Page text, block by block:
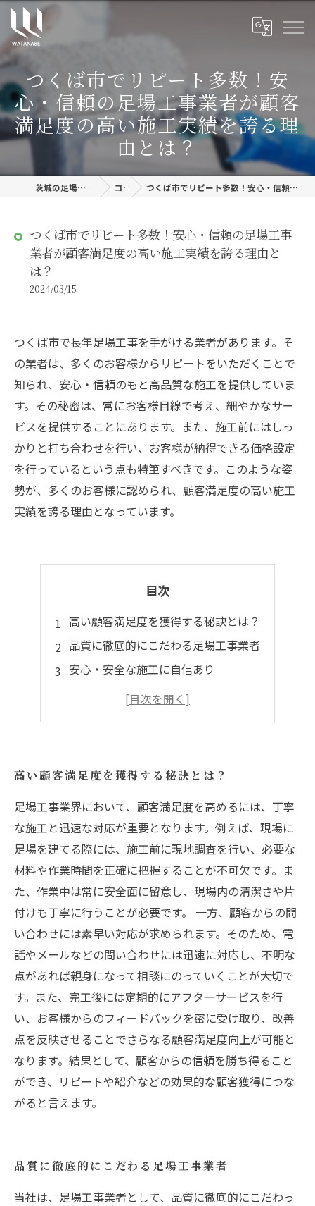
つくば市でリピート多数！安
心・信頼の足場工事業者が顧客
満足度の高い施工実績を誇る理
由とは？
茨城の足場工事なら株式会社渡邊建設 コラム つくば市でリピート多数！安心・信頼の足場工事業者が顧客満足度の高い施工実績を誇る理由とは？
つくば市でリピート多数！安心・信頼の足場工事
業者が顧客満足度の高い施工実績を誇る理由と
は？
2024/03/15
つくば市で長年足場工事を手がける業者があります。そ
の業者は、多くのお客様からリピートをいただくことで
知られ、安心・信頼のもと高品質な施工を提供していま
す。その秘密は、常にお客様目線で考え、細やかなサー
ビスを提供することにあります。また、施工前にはしっ
かりと打ち合わせを行い、お客様が納得できる価格設定
を行っているという点も特筆すべきです。このような姿
勢が、多くのお客様に認められ、顧客満足度の高い施工
実績を誇る理由となっています。
目次
高い顧客満足度を獲得する秘訣とは？
品質に徹底的にこだわる足場工事業者
安心・安全な施工に自信あり
経験豊富なプロフェッショナルが施工
高い顧客満足度を獲得する秘訣とは？
足場工事業界において、顧客満足度を高めるには、丁寧
な施工と迅速な対応が重要となります。例えば、現場に
足場を建てる際には、施工前に現地調査を行い、必要な
材料や作業時間を正確に把握することが不可欠です。ま
た、作業中は常に安全面に留意し、現場内の清潔さや片
付けも丁寧に行うことが必要です。 一方、顧客からの問
い合わせには素早い対応が求められます。そのため、電
話やメールなどの問い合わせには迅速に対応し、不明な
点があれば親身になって相談にのっていくことが大切で
す。また、完工後には定期的にアフターサービスを行
い、お客様からのフィードバックを密に受け取り、改善
点を反映させることでさらなる顧客満足度向上が可能と
なります。結果として、顧客からの信頼を勝ち得ること
ができ、リピートや紹介などの効果的な顧客獲得につな
がると言えます。
品質に徹底的にこだわる足場工事業者
当社は、足場工事業者として、品質に徹底的にこだわっ